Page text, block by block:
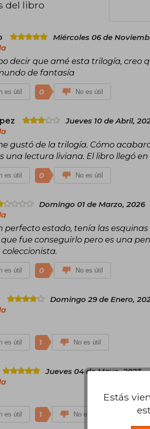
del libro
Miércoles 06 de
decir que amé esta trilogía, creo
de fantasía
es útil 0 No es útil
Jueves 10 de Abril,
gustó de la trilogía. Cómo
una lectura liviana. El libro llegó
es útil 0 No es útil
Domingo 01 de Marzo, 2026
perfecto estado, tenía las
fue conseguirlo pero es una
es útil 0 No es útil
Domingo 29 de Enero,
es útil 1 No es útil
Jueves 04 de Mayo, 2023
es útil 1 No es útil
Estás